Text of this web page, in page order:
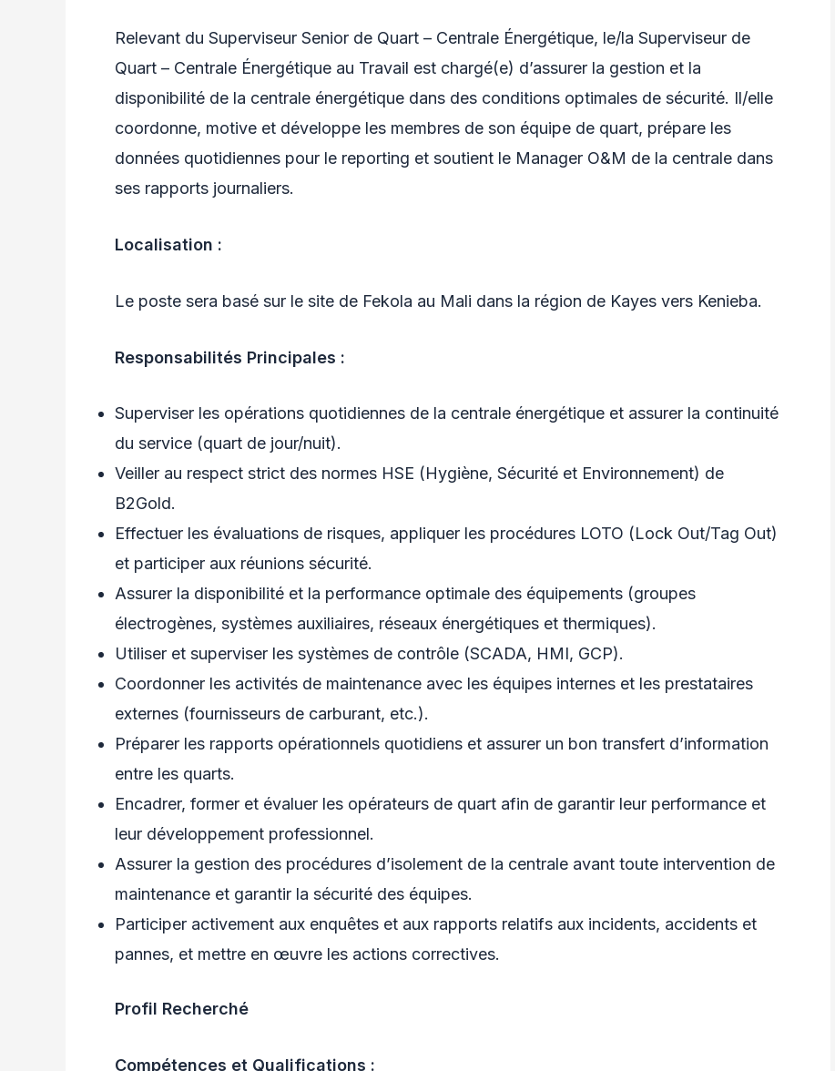
Relevant du Superviseur Senior de Quart – Centrale Énergétique, le/la Superviseur de
Quart – Centrale Énergétique au Travail est chargé(e) d’assurer la gestion et la
disponibilité de la centrale énergétique dans des conditions optimales de sécurité. Il/elle
coordonne, motive et développe les membres de son équipe de quart, prépare les
données quotidiennes pour le reporting et soutient le Manager O&M de la centrale dans
ses rapports journaliers.
Localisation :
Le poste sera basé sur le site de Fekola au Mali dans la région de Kayes vers Kenieba.
Responsabilités Principales :
Superviser les opérations quotidiennes de la centrale énergétique et assurer la continuité
du service (quart de jour/nuit).
Veiller au respect strict des normes HSE (Hygiène, Sécurité et Environnement) de
B2Gold.
Effectuer les évaluations de risques, appliquer les procédures LOTO (Lock Out/Tag Out)
et participer aux réunions sécurité.
Assurer la disponibilité et la performance optimale des équipements (groupes
électrogènes, systèmes auxiliaires, réseaux énergétiques et thermiques).
Utiliser et superviser les systèmes de contrôle (SCADA, HMI, GCP).
Coordonner les activités de maintenance avec les équipes internes et les prestataires
externes (fournisseurs de carburant, etc.).
Préparer les rapports opérationnels quotidiens et assurer un bon transfert d’information
entre les quarts.
Encadrer, former et évaluer les opérateurs de quart afin de garantir leur performance et
leur développement professionnel.
Assurer la gestion des procédures d’isolement de la centrale avant toute intervention de
maintenance et garantir la sécurité des équipes.
Participer activement aux enquêtes et aux rapports relatifs aux incidents, accidents et
pannes, et mettre en œuvre les actions correctives.
Profil Recherché
Compétences et Qualifications :